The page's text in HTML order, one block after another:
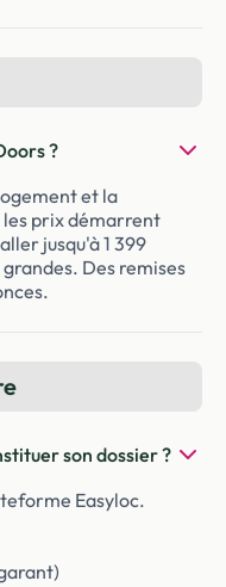
?
et la
prix démarrent
jusqu'à 1 399
Des remises
son dossier ?
Easyloc.